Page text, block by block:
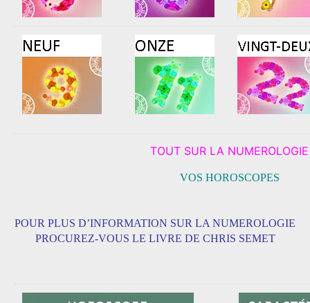
TOUT SUR LA NUMEROLOGIE
VOS HOROSCOPES
POUR PLUS D’INFORMATION SUR LA NUMEROLOGIE
PROCUREZ-VOUS LE LIVRE DE CHRIS SEMET